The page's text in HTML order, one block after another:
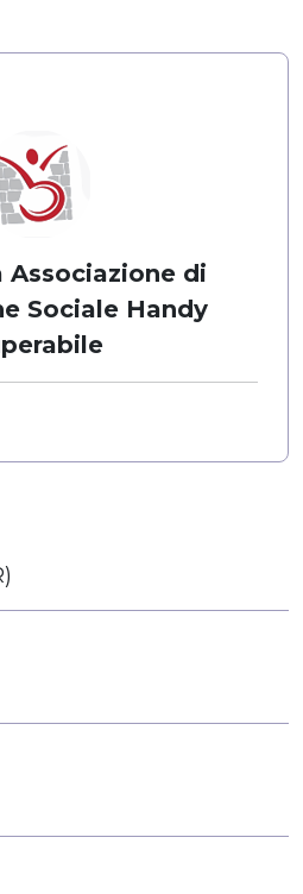
Associazione di
Sociale Handy